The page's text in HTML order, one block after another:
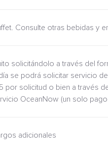
Consulte otras bebidas y
solicitándolo a través del
se podrá solicitar servicio
por solicitud o bien a través
OceanNow (un solo
adicionales